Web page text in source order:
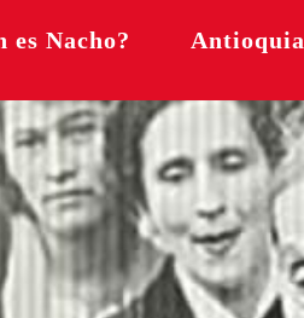
es Nacho? Antioquia